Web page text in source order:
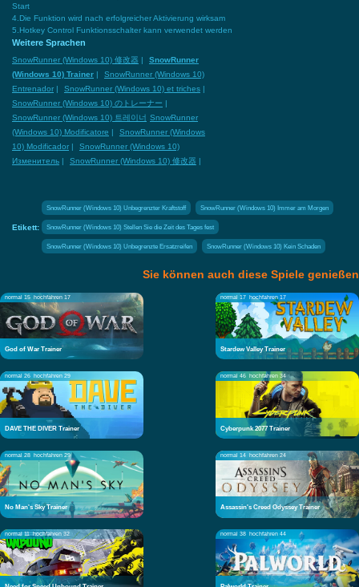
Start
4.Die Funktion wird nach erfolgreicher Aktivierung wirksam
5.Hotkey Control Funktionsschalter kann verwendet werden
Weitere Sprachen
SnowRunner (Windows 10) 修改器 |
SnowRunner
(Windows 10) Trainer |
SnowRunner (Windows 10)
Entrenador | SnowRunner (Windows 10) et triches |
SnowRunner (Windows 10) のトレーナー |
SnowRunner (Windows 10) 트레이너 SnowRunner
(Windows 10) Modificatore |
SnowRunner (Windows
10) Modificador |
SnowRunner (Windows 10)
Изменитель | SnowRunner (Windows 10) 修改器 |
Etikett:
SnowRunner (Windows 10) Unbegrenzter Kraftstoff SnowRunner (Windows 10) Immer am Morgen
SnowRunner (Windows 10) Stellen Sie die Zeit des Tages fest
SnowRunner (Windows 10) Unbegrenzte Ersatzreifen SnowRunner (Windows 10) Kein Schaden
Sie können auch diese Spiele genießen
normal 15 hochfahren 17
God of War Trainer
normal 17 hochfahren 17
Stardew Valley Trainer
normal 26 hochfahren 29
DAVE THE DIVER Trainer
normal 46 hochfahren 34
Cyberpunk 2077 Trainer
normal 28 hochfahren 29
No Man's Sky Trainer
normal 14 hochfahren 24
Assassin's Creed Odyssey Trainer
normal 11 hochfahren 32 normal 38 hochfahren 44